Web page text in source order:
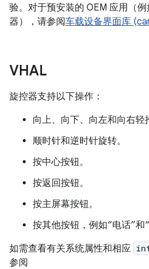
验。对于预安装的 OEM 应用（
器），请参阅车载设备界面库
VHAL
旋控器支持以下操作：
向上、向下、向左和向右轻
顺时针和逆时针旋转。
按中心按钮。
按返回按钮。
按主屏幕按钮。
按其他按钮，例如“电话”和“
如需查看有关系统属性和相应
参阅